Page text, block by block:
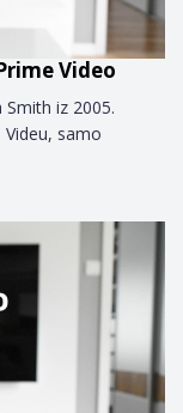
Video
iz 2005.
samo